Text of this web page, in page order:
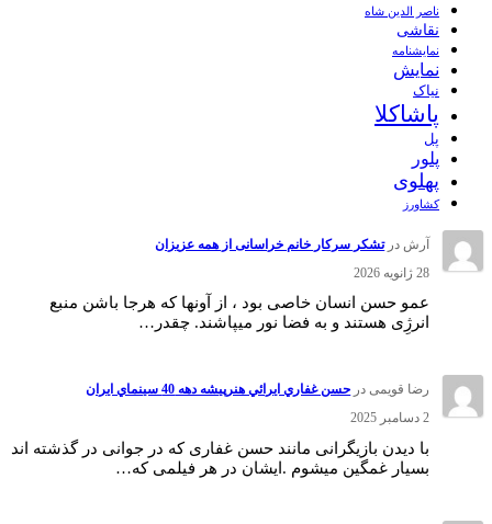
ناصر الدین شاه
نقاشی
نمايشنامه
نمایش
نیاک
پاشاکلا
پل
پلور
پهلوی
کشاورز
آرش درتشکر سرکار خانم خراسانی از همه عزیزان
28 ژانویه 2026
عمو حسن انسان خاصی بود ، از آونها که هرجا باشن منبع
انرژِی هستند و به فضا نور میپاشند. چقدر…
رضا قویمیدر حسن غفاري ايرائي هنرپيشه دهه 40 سينماي ايران
2 دسامبر 2025
با دیدن بازیگرانی مانند حسن غفاری که در جوانی در گذشته اند
بسیار غمگین میشوم .ایشان در هر فیلمی که…